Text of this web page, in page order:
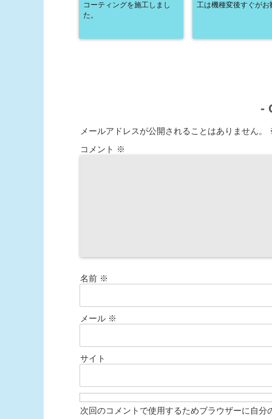
コーティングを施工しまし
た。
工は機種変後すぐがお
-
メールアドレスが公開されることはありません。
コメント ※
名前 ※
メール ※
サイト
次回のコメントで使用するためブラウザーに自